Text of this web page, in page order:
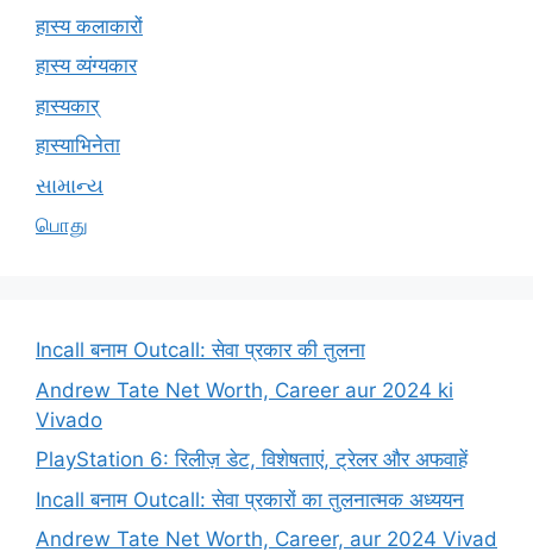
हास्य कलाकारों
हास्य व्यंग्यकार
हास्यकार्
हास्याभिनेता
સામાન્ય
பொது
Incall बनाम Outcall: सेवा प्रकार की तुलना
Andrew Tate Net Worth, Career aur 2024 ki
Vivado
PlayStation 6: रिलीज़ डेट, विशेषताएं, ट्रेलर और अफवाहें
Incall बनाम Outcall: सेवा प्रकारों का तुलनात्मक अध्ययन
Andrew Tate Net Worth, Career, aur 2024 Vivad